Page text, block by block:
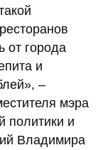
от города
и
–
мэра
политики и
Владимира